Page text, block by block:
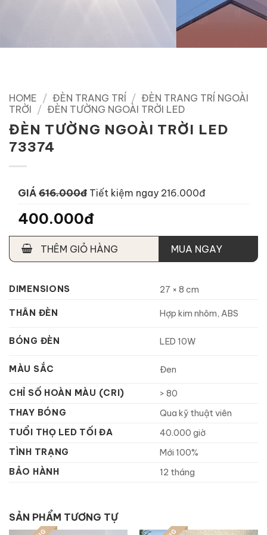
HOME / ĐÈN TRANG TRÍ / ĐÈN TRANG TRÍ NGOÀI
TRỜI / ĐÈN TƯỜNG NGOÀI TRỜI LED
ĐÈN TƯỜNG NGOÀI TRỜI LED
73374
GIÁ 616.000đ Tiết kiệm ngay 216.000đ
400.000đ
THÊM GIỎ HÀNG MUA NGAY
DIMENSIONS 27 × 8 cm
THÂN ĐÈN Hợp kim nhôm, ABS
BÓNG ĐÈN LED 10W
MÀU SẮC Đen
CHỈ SỐ HOÀN MÀU (CRI)
> 80
THAY BÓNG
Qua kỹ thuật viên
TUỔI THỌ LED TỐI ĐA
40.000 giờ
TÌNH TRẠNG
Mới 100%
BẢO HÀNH
12 tháng
SẢN PHẨM TƯƠNG TỰ